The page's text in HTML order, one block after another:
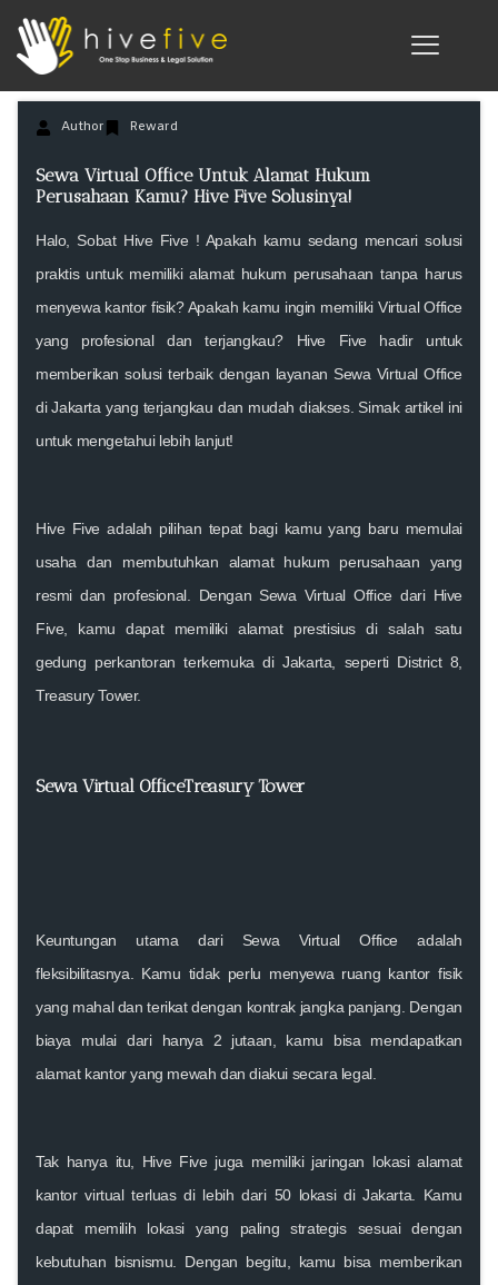
Author Reward
Sewa Virtual Office Untuk Alamat Hukum
Perusahaan Kamu? Hive Five Solusinya!
Halo, Sobat Hive Five ! Apakah kamu sedang mencari solusi
praktis untuk memiliki alamat hukum perusahaan tanpa harus
menyewa kantor fisik? Apakah kamu ingin memiliki Virtual Office
yang profesional dan terjangkau? Hive Five hadir untuk
memberikan solusi terbaik dengan layanan Sewa Virtual Office
di Jakarta yang terjangkau dan mudah diakses. Simak artikel ini
untuk mengetahui lebih lanjut!
Hive Five adalah pilihan tepat bagi kamu yang baru memulai
usaha dan membutuhkan alamat hukum perusahaan yang
resmi dan profesional. Dengan Sewa Virtual Office dari Hive
Five, kamu dapat memiliki alamat prestisius di salah satu
gedung perkantoran terkemuka di Jakarta, seperti District 8,
Treasury Tower.
Sewa Virtual OfficeTreasury Tower
Keuntungan utama dari Sewa Virtual Office adalah
fleksibilitasnya. Kamu tidak perlu menyewa ruang kantor fisik
yang mahal dan terikat dengan kontrak jangka panjang. Dengan
biaya mulai dari hanya 2 jutaan, kamu bisa mendapatkan
alamat kantor yang mewah dan diakui secara legal.
Tak hanya itu, Hive Five juga memiliki jaringan lokasi alamat
kantor virtual terluas di lebih dari 50 lokasi di Jakarta. Kamu
dapat memilih lokasi yang paling strategis sesuai dengan
kebutuhan bisnismu. Dengan begitu, kamu bisa memberikan